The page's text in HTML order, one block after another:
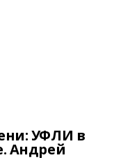
УФЛИ в
Андрей